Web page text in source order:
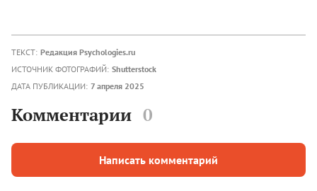
ТЕКСТ: Редакция Psychologies.ru
ИСТОЧНИК ФОТОГРАФИЙ: Shutterstock
ДАТА ПУБЛИКАЦИИ: 7 апреля 2025
Комментарии 0
Написать комментарий